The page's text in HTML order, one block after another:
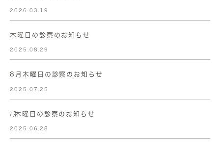
2026.03.19
木曜日の診察のお知らせ
2025.08.29
8月木曜日の診察のお知らせ
2025.07.25
㋆木曜日の診察のお知らせ
2025.06.28